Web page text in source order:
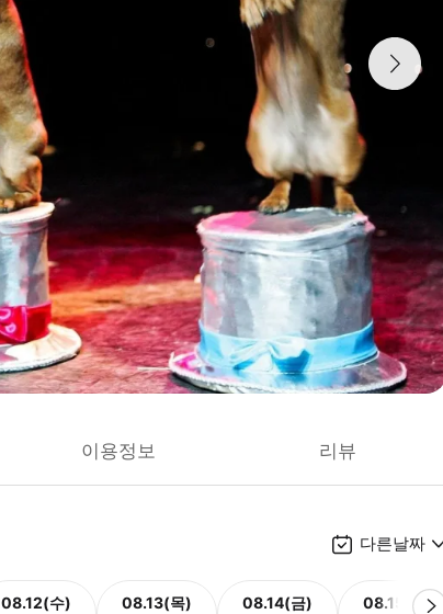
이용정보 리뷰
다른날짜
08.12(수) 08.13(목) 08.14(금) 08.15(토)